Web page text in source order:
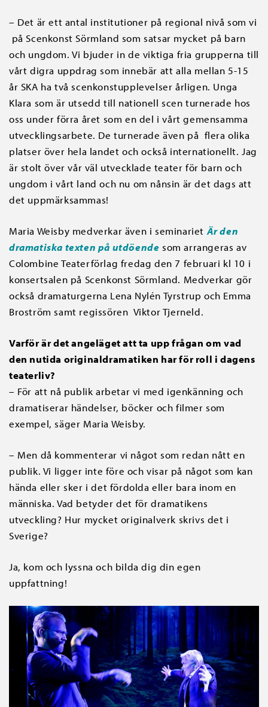
– Det är ett antal institutioner på regional nivå som vi
på Scenkonst Sörmland som satsar mycket på barn
och ungdom. Vi bjuder in de viktiga fria grupperna till
vårt digra uppdrag som innebär att alla mellan 5-15
år SKA ha två scenkonstupplevelser årligen. Unga
Klara som är utsedd till nationell scen turnerade hos
oss under förra året som en del i vårt gemensamma
utvecklingsarbete. De turnerade även på flera olika
platser över hela landet och också internationellt. Jag
är stolt över vår väl utvecklade teater för barn och
ungdom i vårt land och nu om nånsin är det dags att
det uppmärksammas!
Maria Weisby medverkar även i seminariet Är den
dramatiska texten på utdöende som arrangeras av
Colombine Teaterförlag fredag den 7 februari kl 10 i
konsertsalen på Scenkonst Sörmland. Medverkar gör
också dramaturgerna Lena Nylén Tyrstrup och Emma
Broström samt regissören Viktor Tjerneld.
Varför är det angeläget att ta upp frågan om vad
den nutida originaldramatiken har för roll i dagens
teaterliv?
– För att nå publik arbetar vi med igenkänning och
dramatiserar händelser, böcker och filmer som
exempel, säger Maria Weisby.
– Men då kommenterar vi något som redan nått en
publik. Vi ligger inte före och visar på något som kan
hända eller sker i det fördolda eller bara inom en
människa. Vad betyder det för dramatikens
utveckling? Hur mycket originalverk skrivs det i
Sverige?
Ja, kom och lyssna och bilda dig din egen
uppfattning!